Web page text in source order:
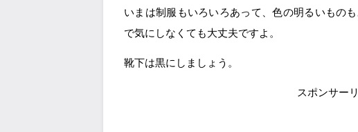
いまは制服もいろいろあって、色の明るいもの
で気にしなくても大丈夫ですよ。
靴下は黒にしましょう。
スポンサー